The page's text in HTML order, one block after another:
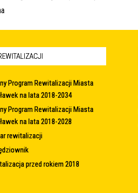
Program Rewitalizacji Miasta
na lata 2018-2034
Program Rewitalizacji Miasta
na lata 2018-2028
rewitalizacji
przed rokiem 2018